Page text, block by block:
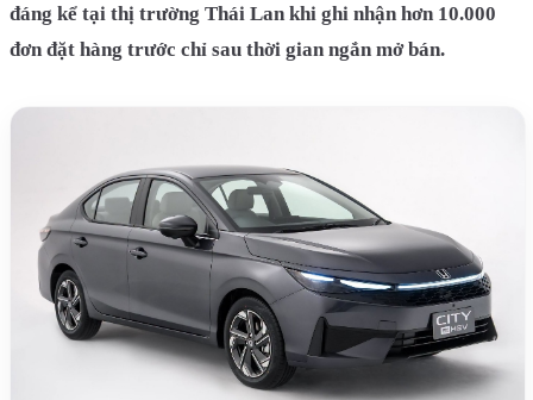
đáng kể tại thị trường Thái Lan khi ghi nhận hơn 10.000
đơn đặt hàng trước chỉ sau thời gian ngắn mở bán.